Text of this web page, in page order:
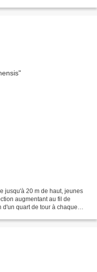
jusqu'à 20 m de haut, jeunes
augmentant au fil de
d'un quart de tour à chaque